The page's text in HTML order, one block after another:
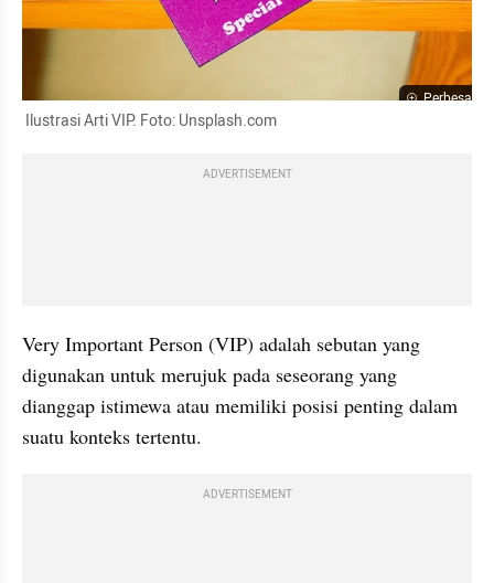
Perbesar
Ilustrasi Arti VIP. Foto: Unsplash.com
ADVERTISEMENT
Very Important Person (VIP) adalah sebutan yang
digunakan untuk merujuk pada seseorang yang
dianggap istimewa atau memiliki posisi penting dalam
suatu konteks tertentu.
ADVERTISEMENT